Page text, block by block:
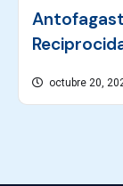
octubre 20,